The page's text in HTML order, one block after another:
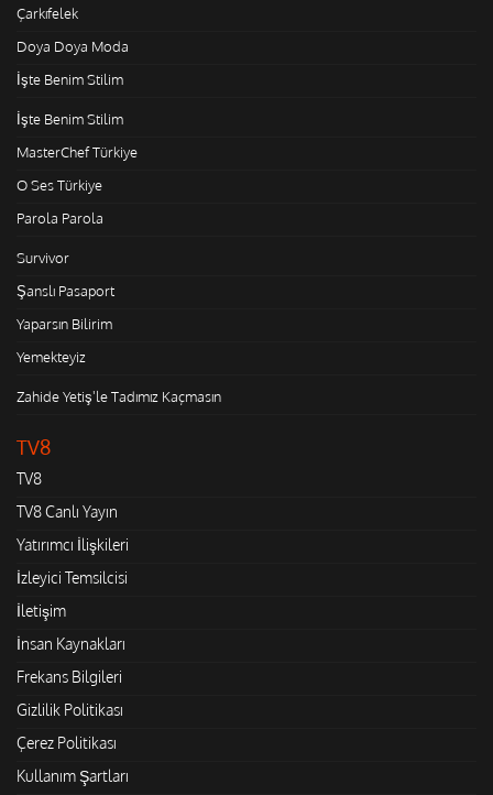
Çarkıfelek
Doya Doya Moda
İşte Benim Stilim
İşte Benim Stilim
MasterChef Türkiye
O Ses Türkiye
Parola Parola
Survivor
Şanslı Pasaport
Yaparsın Bilirim
Yemekteyiz
Zahide Yetiş'le Tadımız Kaçmasın
TV8
TV8
TV8 Canlı Yayın
Yatırımcı İlişkileri
İzleyici Temsilcisi
İletişim
İnsan Kaynakları
Frekans Bilgileri
Gizlilik Politikası
Çerez Politikası
Kullanım Şartları